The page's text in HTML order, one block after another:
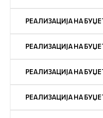
РЕАЛИЗАЦИЈА НА
РЕАЛИЗАЦИЈА НА
РЕАЛИЗАЦИЈА НА
РЕАЛИЗАЦИЈА НА